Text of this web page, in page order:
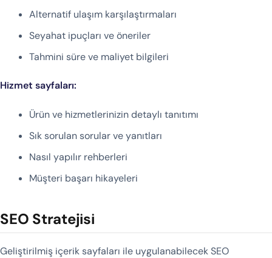
Alternatif ulaşım karşılaştırmaları
Seyahat ipuçları ve öneriler
Tahmini süre ve maliyet bilgileri
Hizmet sayfaları:
Ürün ve hizmetlerinizin detaylı tanıtımı
Sık sorulan sorular ve yanıtları
Nasıl yapılır rehberleri
Müşteri başarı hikayeleri
SEO Stratejisi
Geliştirilmiş içerik sayfaları ile uygulanabilecek SEO